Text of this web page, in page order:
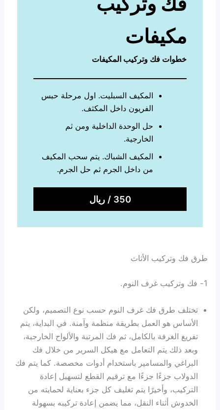
مكيفات
خطوات فك وتركيب المكيفات
المكيف السبليت. اول مرحلة حبس
الفريون داخل المكثف.
حل الوحدة الداخلية ومن ثم
الخارجية.
المكيف الشباك. يتم سحب المكيف
من داخل الجرم ثم حل الجرم.
350 / ريال
طرق فك وتركيب الأثاث
1- فك وتركيب غرف النوم.
تختلف طرق فك غرف النوم حسب نوع التصميم، ولكن
الأساس هو العمل بطريقة منظمة وآمنة. في البداية، يتم
تفريغ الغرفة بالكامل، ثم فك المرتبة والألواح الخارجية،
وبعد ذلك يتم التعامل مع هيكل السرير من خلال فك
البراغي والمسامير باستخدام أدوات مخصصة. كما يتم فك
الدولاب جزءًا جزءًا مع ترقيم القطع لتسهيل إعادة
التركيب، وأخيرًا يتم تغليف كل جزء بعناية لحمايته من
الخدوش أثناء النقل، مما يضمن إعادة تركيبه بسهولة